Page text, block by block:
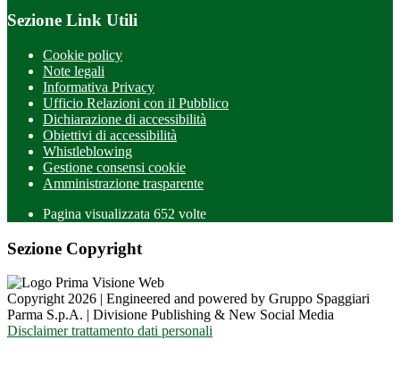
Sezione Link Utili
Cookie policy
Note legali
Informativa Privacy
Ufficio Relazioni con il Pubblico
Dichiarazione di accessibilità
Obiettivi di accessibilità
Whistleblowing
Gestione consensi cookie
Amministrazione trasparente
Pagina visualizzata 652 volte
Sezione Copyright
Copyright 2026 | Engineered and powered by Gruppo Spaggiari
Parma S.p.A. | Divisione Publishing & New Social Media
Disclaimer trattamento dati personali